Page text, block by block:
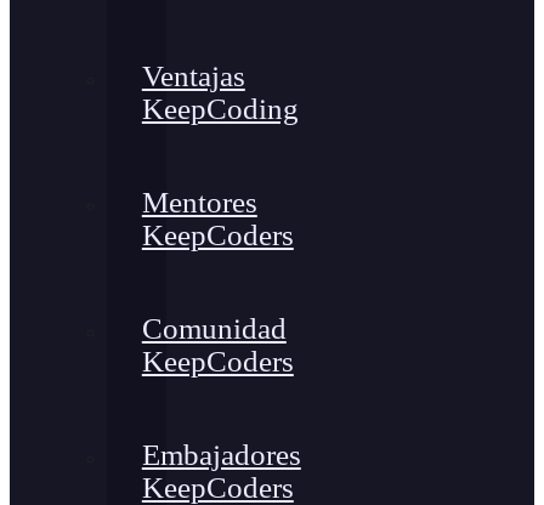
Ventajas
KeepCoding
Mentores
KeepCoders
Comunidad
KeepCoders
Embajadores
KeepCoders